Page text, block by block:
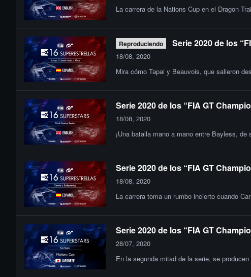
La carrera de la Nations Cup en el Dragon
Reproduciendo Serie 2020 de los
18/08, 2020
Mira cómo Tapai y Beauvois, que salieron
Serie 2020 de los “FIA GT
18/08, 2020
¡Una batalla mano a mano entre Bayless,
Serie 2020 de los “FIA GT
18/08, 2020
La carrera toma un rumbo incierto cuando
Serie 2020 de los “FIA GT
28/07, 2020
En la segunda mitad de la serie, se